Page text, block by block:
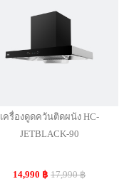
เครื่องดูดควันติดผนัง HC-
JETBLACK-90
14,990 ฿ 17,990 ฿